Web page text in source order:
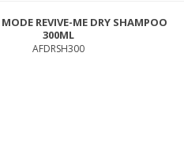
250 ML.
REVIVE-ME DRY SHAMPOO
300ML
AFDRSH300